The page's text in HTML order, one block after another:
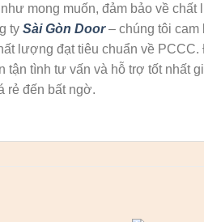
mong muốn, đảm bảo về chất
ty Sài Gòn Door– chúng tôi cam
lượng đạt tiêu chuẩn về PCCC.
tận tình tư vấn và hỗ trợ tốt nhất
rẻ đến bất ngờ.